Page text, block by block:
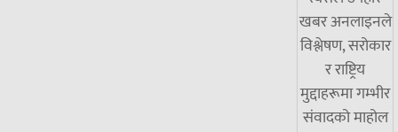
खबर अनलाइनले
विश्लेषण, सरोकार
र राष्ट्रिय
मुद्दाहरूमा गम्भीर
संवादको माहोल